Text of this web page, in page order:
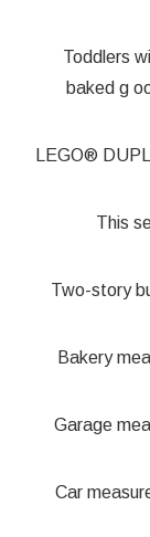
Toddlers
baked g
LEGO®
This
Two-story
Bakery
Garage
Car